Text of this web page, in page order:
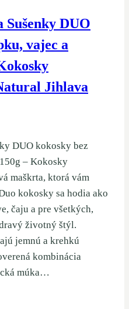
DUO
vajec a
Jihlava
DUO kokosky bez
– Kokosky
maškrta, ktorá vám
kokosky sa hodia ako
čaju a pre všetkých,
životný štýl.
jemnú a krehkú
kombinácia
múka…